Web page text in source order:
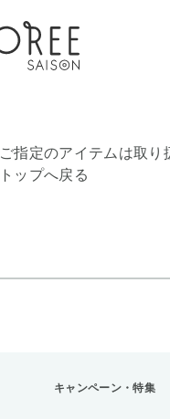
ご指定のアイテムは取り
トップへ戻る
キャンペーン・特集